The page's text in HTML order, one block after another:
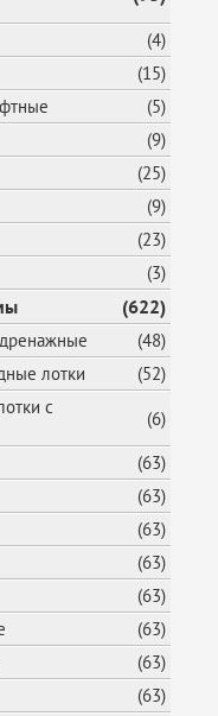
(4)
(15)
(5)
(9)
(25)
(9)
(23)
(3)
(622)
(48)
лотки
(52)
с
(6)
(63)
(63)
(63)
(63)
(63)
(63)
(63)
(63)